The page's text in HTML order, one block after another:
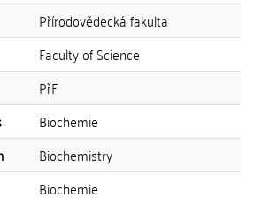
Přírodovědecká fakulta
Faculty of Science
PřF
Biochemie
Biochemistry
Biochemie